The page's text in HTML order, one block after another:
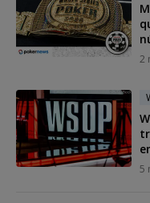
2
5